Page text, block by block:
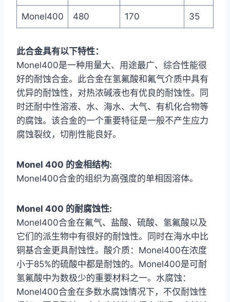
Monel400 480 170 35
此合金具有以下特性：
Monel400是一种用量大、用途最广、综合性能很
好的耐蚀合金。此合金在氢氟酸和氟气介质中具有
优异的耐蚀性，对热浓碱液也有优良的耐蚀性。同
时还耐中性溶液、水、海水、大气、有机化合物等
的腐蚀。该合金的一个重要特征是一般不产生应力
腐蚀裂纹，切削性能良好。
Monel 400 的金相结构:
Monel400合金的组织为高强度的单相固溶体。
Monel 400 的耐腐蚀性:
Monel400合金在氟气、盐酸、硫酸、氢氟酸以及
它们的派生物中有很好的耐蚀性。同时在海水中比
铜基合金更具耐蚀性。酸介质：Monel400在浓度
小于85%的硫酸中都是耐蚀的。Monel400是可耐
氢氟酸中为数极少的重要材料之一。水腐蚀：
Monel400合金在多数水腐蚀情况下，不仅耐蚀性